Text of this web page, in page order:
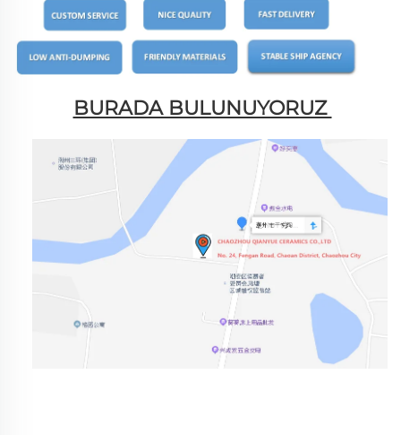
BURADA BULUNUYORUZ